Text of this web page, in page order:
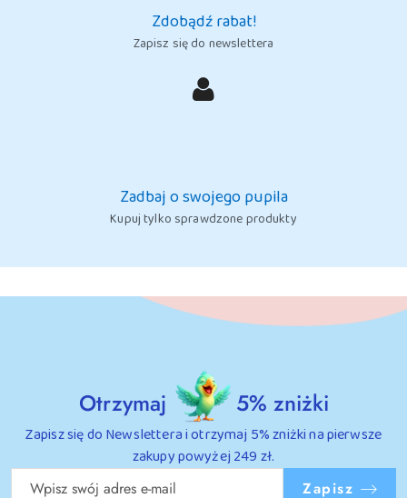
Zdobądź rabat!
Zapisz się do newslettera
Zadbaj o swojego pupila
Kupuj tylko sprawdzone produkty
Otrzymaj 5% zniżki
Zapisz się do Newslettera i otrzymaj 5% zniżki na pierwsze
zakupy powyżej 249 zł.
Zapisz